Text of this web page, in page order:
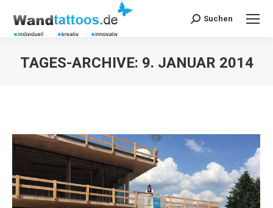
Search:
Suchen
TAGES-ARCHIVE: 9. JANUAR 2014